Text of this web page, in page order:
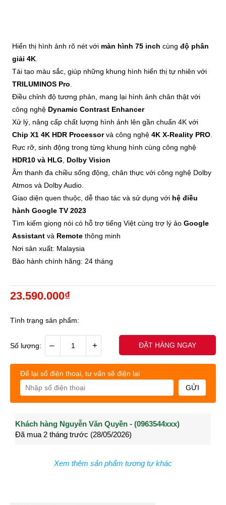
Hiển thị hình ảnh rõ nét với màn hình 75 inch cùng độ phân
giải 4K
Tái tạo màu sắc, giúp những khung hình hiển thị tự nhiên với
TRILUMINOS Pro
Điều chỉnh độ tương phản, mang lại hình ảnh chân thật với
công nghệ Dynamic Contrast Enhancer
Xử lý, nâng cấp chất lượng hình ảnh lên gần chuẩn 4K với
Chip X1 4K HDR Processorvà công nghệ 4K X-Reality PRO
Rực rỡ, sinh động trong từng khung hình cùng công nghệ
HDR10 và HLG
Dolby Vision
Âm thanh đa chiều sống động, chân thực với công nghệ Dolby
Atmos và Dolby Audio.
Giao diện quen thuộc, dễ thao tác và sử dụng với hệ điều
hành Google TV 2023
Tìm kiếm giọng nói có hỗ trợ tiếng Việt cùng trợ lý ảo Google
Assistant và Remote thông minh
Nơi sản xuất: Malaysia
Bảo hành chính hãng: 24 tháng
23.590.000₫
Tình trạng sản phẩm:
Số lượng: – + ĐẶT HÀNG NGAY
Để lại số điện thoại, tư vấn sẽ điện lại
GỬI
Khách hàng Nguyễn Văn Quyền - (0963544xxx)
Đã mua 2 tháng trước (28/05/2026)
Khách hàng Nguyễn Thành Long - (0902021xxx)
Đã mua 3 tháng trước (27/04/2026)
Xem thêm sản phẩm tương tự khác